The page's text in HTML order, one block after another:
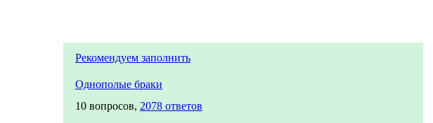
Рекомендуем заполнить
Однополые браки
10 вопросов, 2078 ответов